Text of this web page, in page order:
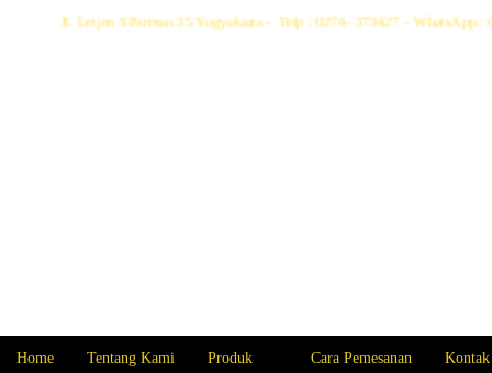
Jl. Letjen S Parman 35 Yogyakarta - Telp : 0274- 373427 -
Home Tentang Kami Produk Cara Pemesanan